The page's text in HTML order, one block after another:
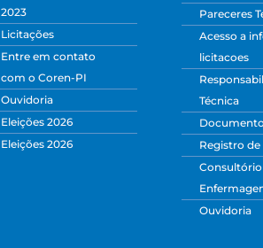
2023
Licitações
Entre em contato
com o Coren-PI
Ouvidoria
Eleições 2026
Eleições 2026
Pareceres
Acesso a
licitacoes
Técnica
Registro
Ouvidoria